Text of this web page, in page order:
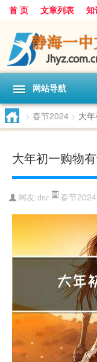
首 页 文章列表 知
网站导航
> 春节2024 > 大
大年初一购物
网友:dnc 春节2024